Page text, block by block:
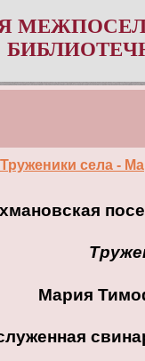
Труженики села -
Мария